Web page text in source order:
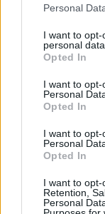
Personal
I want to
personal data.
Opted In
I want to
Personal
Opted In
I want to
Personal
Opted In
I want to opt-
Retention,
Personal
δρόμο δεν είναι
και επιλέγουν
μικρά ζώα που
όταν η τύχη δεν
μπορεί να
την προσοχή
τους προσφέρει
στο παρελθόν.
5. Είναι